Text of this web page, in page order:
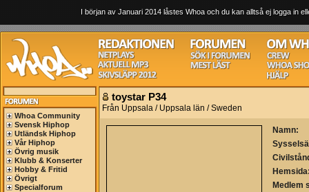
I början av Januari 2014 låstes Whoa och du kan alltså ej logga in
Whoa Community
Svensk Hiphop
Utländsk Hiphop
Vår Hiphop
Övrig musik
Klubb & Konserter
Hobby & Fritid
Övrigt
Specialforum
toystar P34
Från Uppsala / Uppsala län / Sweden
Namn:
Medlem